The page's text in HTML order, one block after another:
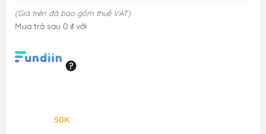
(Giá trên đã bao gồm thuế VAT)
Mua trả sau 0 ₫ với
50K